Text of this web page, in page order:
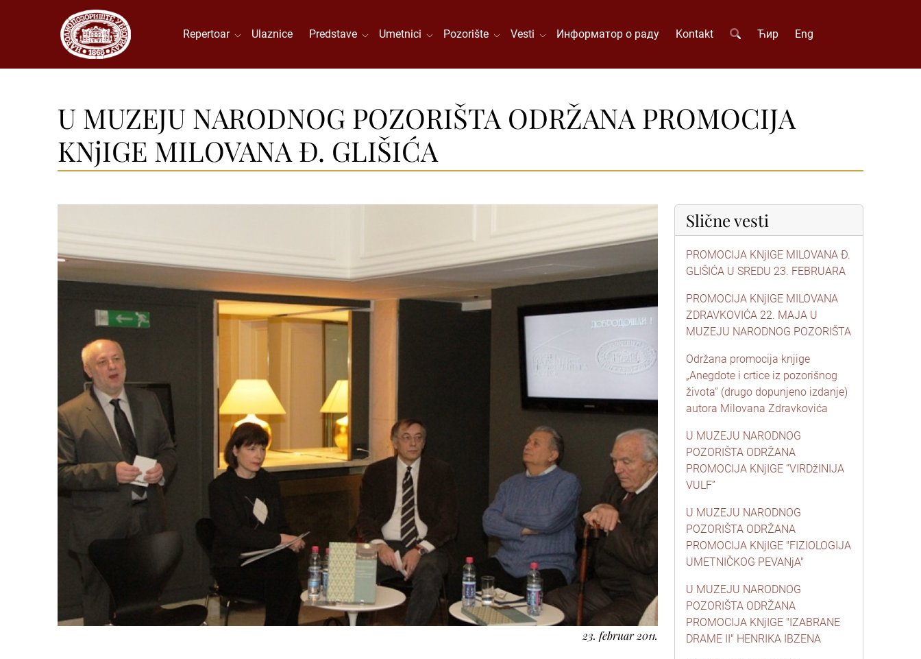
Repertoar Ulaznice Predstave Umetnici Pozorište Vesti Информатор о раду Kontakt Ћир Eng
U MUZEJU NARODNOG POZORIŠTA ODRŽANA PROMOCIJA
KNjIGE MILOVANA Đ. GLIŠIĆA
23. februar 2011.
Slične vesti
PROMOCIJA KNjIGE MILOVANA Đ.
GLIŠIĆA U SREDU 23. FEBRUARA
PROMOCIJA KNjIGE MILOVANA
ZDRAVKOVIĆA 22. MAJA U
MUZEJU NARODNOG POZORIŠTA
Održana promocija knjige
„Anegdote i crtice iz pozorišnog
života“ (drugo dopunjeno izdanje)
autora Milovana Zdravkovića
U MUZEJU NARODNOG
POZORIŠTA ODRŽANA
PROMOCIJA KNjIGE “VIRDžINIJA
VULF”
U MUZEJU NARODNOG
POZORIŠTA ODRŽANA
PROMOCIJA KNjIGE "FIZIOLOGIJA
UMETNIČKOG PEVANjA"
U MUZEJU NARODNOG
POZORIŠTA ODRŽANA
PROMOCIJA KNjIGE "IZABRANE
DRAME II" HENRIKA IBZENA